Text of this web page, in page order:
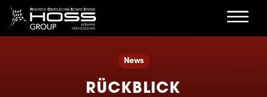
News
RÜCKBLICK